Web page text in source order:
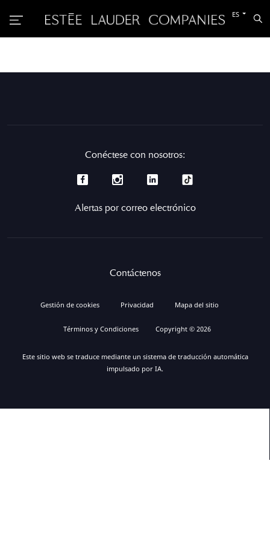
Cambiar
idioma
ES
Conéctese con nosotros:
Alertas por correo electrónico
Contáctenos
Gestión de cookies Privacidad Mapa del sitio
Términos y Condiciones Copyright © 2026
Este sitio web se traduce mediante un sistema de traducción automática
impulsado por IA.